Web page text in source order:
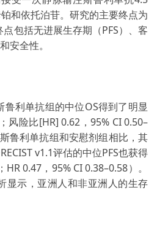
和依托泊苷。研究的主要终点为
包括无进展生存期（PFS）、客
安全性。
利单抗组的中位OS得到了明显
风险比[HR] 0.62，95% CI 0.50–
鲁利单抗组和安慰剂组相比，其
v1.1评估的中位PFS也获得
0.47，95% CI 0.38–0.58）。
显示，亚洲人和非亚洲人的生存